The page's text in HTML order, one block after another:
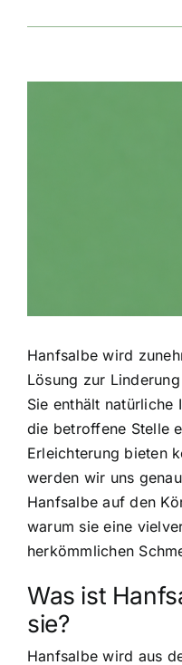
Hanfsalbe wird
Lösung zur
Sie enthält
die betroffene Stelle
Erleichterung bieten
werden wir uns
Hanfsalbe auf den
warum sie eine
herkömmlichen
Was ist
sie?
Hanfsalbe wird aus